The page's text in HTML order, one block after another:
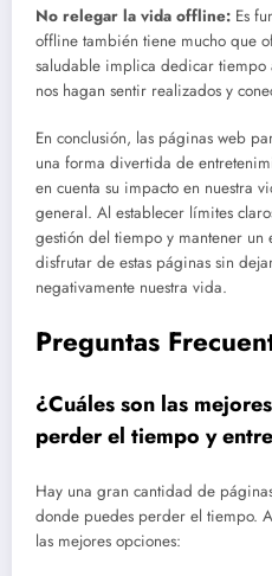
No relegar la vida offline: Es
offline también tiene mucho que
saludable implica dedicar
nos hagan sentir realizados y
En conclusión, las páginas web
una forma divertida de
en cuenta su impacto en nuestra
general. Al establecer límites
gestión del tiempo y mantener
disfrutar de estas páginas sin
negativamente nuestra vida.
Preguntas
¿Cuáles son las
perder el tiempo y
Hay una gran cantidad de
donde puedes perder el tiempo.
las mejores opciones: